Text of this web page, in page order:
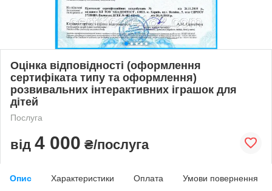
Оцінка відповідності (оформлення
сертифіката типу та оформлення)
розвивальних інтерактивних іграшок для
дітей
Послуга
від 4 000 ₴/послуга
Опис Характеристики Оплата Умови повернення